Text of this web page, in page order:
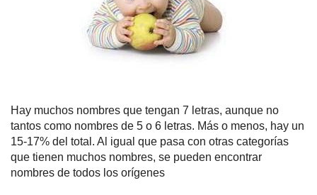
Cuentos
Hay muchos nombres que tengan 7 letras, aunque no
tantos como nombres de 5 o 6 letras. Más o menos, hay un
15-17% del total. Al igual que pasa con otras categorías
que tienen muchos nombres, se pueden encontrar
nombres de todos los orígenes